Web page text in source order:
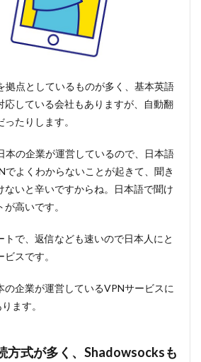
拠点としているものが多く、基本英語
応している会社もありますが、自動翻
たりします。
本の企業が運営しているので、日本語
でよくわからないことが起きて、聞き
ないと辛いですからね。日本語で聞け
高いです。
トで、返信なども速いので日本人にと
スです。
の企業が運営しているVPNサービスに
ます。
方式が多く、Shadowsocksも